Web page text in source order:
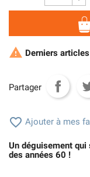
 Derniers
Partager
 Ajouter à mes
Un déguisement
des années 60 !